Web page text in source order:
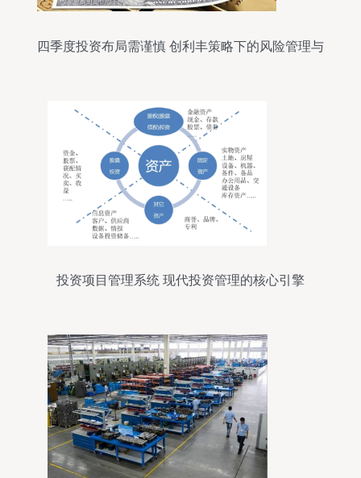
四季度投资布局需谨慎 创利丰策略下的风险管理与
投资项目管理系统 现代投资管理的核心引擎